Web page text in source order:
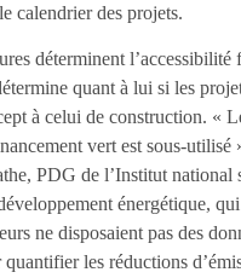
calendrier des projets.
déterminent l’accessibilité
quant à lui si les
à celui de construction. «
vert est sous-utilisé
PDG de l’Institut national
énergétique,
ne disposaient pas des
quantifier les réductions